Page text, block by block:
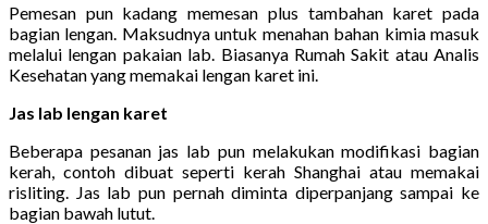
Pemesan pun kadang memesan plus tambahan karet pada
bagian lengan. Maksudnya untuk menahan bahan kimia masuk
melalui lengan pakaian lab. Biasanya Rumah Sakit atau Analis
Kesehatan yang memakai lengan karet ini.
Jas lab lengan karet
Beberapa pesanan jas lab pun melakukan modifikasi bagian
kerah, contoh dibuat seperti kerah Shanghai atau memakai
risliting. Jas lab pun pernah diminta diperpanjang sampai ke
bagian bawah lutut.